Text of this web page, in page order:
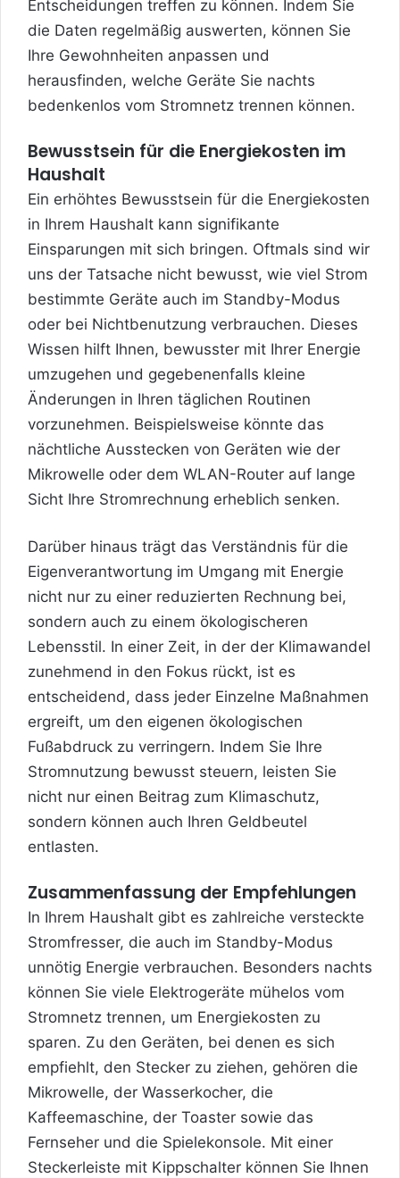
Entscheidungen treffen zu können. Indem Sie
die Daten regelmäßig auswerten, können Sie
Ihre Gewohnheiten anpassen und
herausfinden, welche Geräte Sie nachts
bedenkenlos vom Stromnetz trennen können.
Bewusstsein für die Energiekosten im
Haushalt
Ein erhöhtes Bewusstsein für die Energiekosten
in Ihrem Haushalt kann signifikante
Einsparungen mit sich bringen. Oftmals sind wir
uns der Tatsache nicht bewusst, wie viel Strom
bestimmte Geräte auch im Standby-Modus
oder bei Nichtbenutzung verbrauchen. Dieses
Wissen hilft Ihnen, bewusster mit Ihrer Energie
umzugehen und gegebenenfalls kleine
Änderungen in Ihren täglichen Routinen
vorzunehmen. Beispielsweise könnte das
nächtliche Ausstecken von Geräten wie der
Mikrowelle oder dem WLAN-Router auf lange
Sicht Ihre Stromrechnung erheblich senken.
Darüber hinaus trägt das Verständnis für die
Eigenverantwortung im Umgang mit Energie
nicht nur zu einer reduzierten Rechnung bei,
sondern auch zu einem ökologischeren
Lebensstil. In einer Zeit, in der der Klimawandel
zunehmend in den Fokus rückt, ist es
entscheidend, dass jeder Einzelne Maßnahmen
ergreift, um den eigenen ökologischen
Fußabdruck zu verringern. Indem Sie Ihre
Stromnutzung bewusst steuern, leisten Sie
nicht nur einen Beitrag zum Klimaschutz,
sondern können auch Ihren Geldbeutel
entlasten.
Zusammenfassung der Empfehlungen
In Ihrem Haushalt gibt es zahlreiche versteckte
Stromfresser, die auch im Standby-Modus
unnötig Energie verbrauchen. Besonders nachts
können Sie viele Elektrogeräte mühelos vom
Stromnetz trennen, um Energiekosten zu
sparen. Zu den Geräten, bei denen es sich
empfiehlt, den Stecker zu ziehen, gehören die
Mikrowelle, der Wasserkocher, die
Kaffeemaschine, der Toaster sowie das
Fernseher und die Spielekonsole. Mit einer
Steckerleiste mit Kippschalter können Sie Ihnen